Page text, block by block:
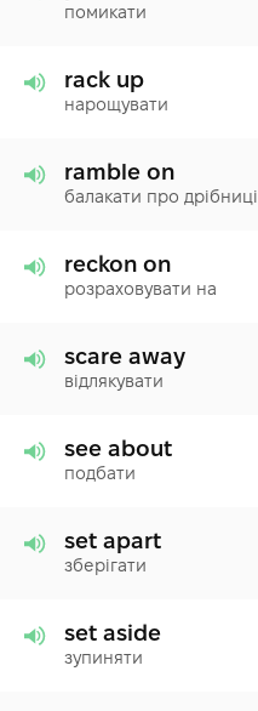
помикати
rack up
нарощувати
ramble on
балакати про дрібниці
reckon on
розраховувати на
scare away
відлякувати
see about
подбати
set apart
зберігати
set aside
зупиняти